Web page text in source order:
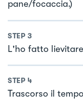
pane/focaccia.)
STEP 3
L'ho fatto
STEP 4
Trascorso il